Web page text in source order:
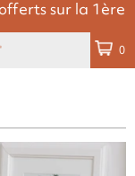
ou Paypal
0